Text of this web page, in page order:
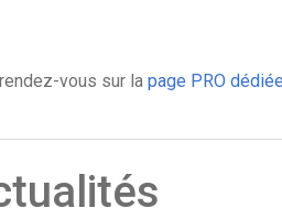
vous sur la page PRO